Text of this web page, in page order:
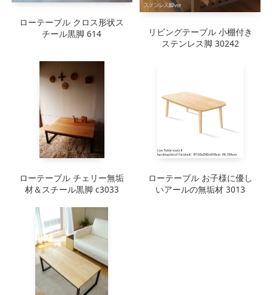
ローテーブル クロス形状ス
チール黒脚 614
リビングテーブル 小棚付き
ステンレス脚 30242
ローテーブル チェリー無垢
材＆スチール黒脚 c3033
ローテーブル お子様に優し
いアールの無垢材 3013